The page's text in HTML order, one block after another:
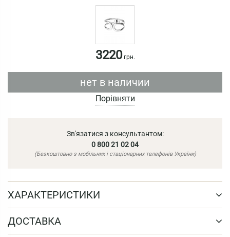
3220грн.
нет в наличии
Порівняти
Зв'язатися з консультантом:
0 800 21 02 04
(Безкоштовно з мобільних і стаціонарних телефонів України)
ХАРАКТЕРИСТИКИ
ДОСТАВКА